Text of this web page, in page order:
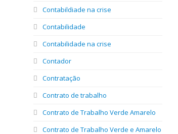
Contabildiade na crise
Contabilidade
Contabilidade na crise
Contador
Contratação
Contrato de trabalho
Contrato de Trabalho Verde Amarelo
Contrato de Trabalho Verde e Amarelo